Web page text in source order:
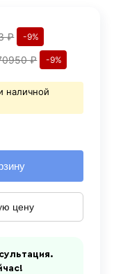
₽ -9%
₽ -9%
наличной
цену